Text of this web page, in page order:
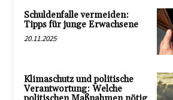
Schuldenfalle vermeiden:
Tipps für junge Erwachsene
20.11.2025
Klimaschutz und politische
Verantwortung: Welche